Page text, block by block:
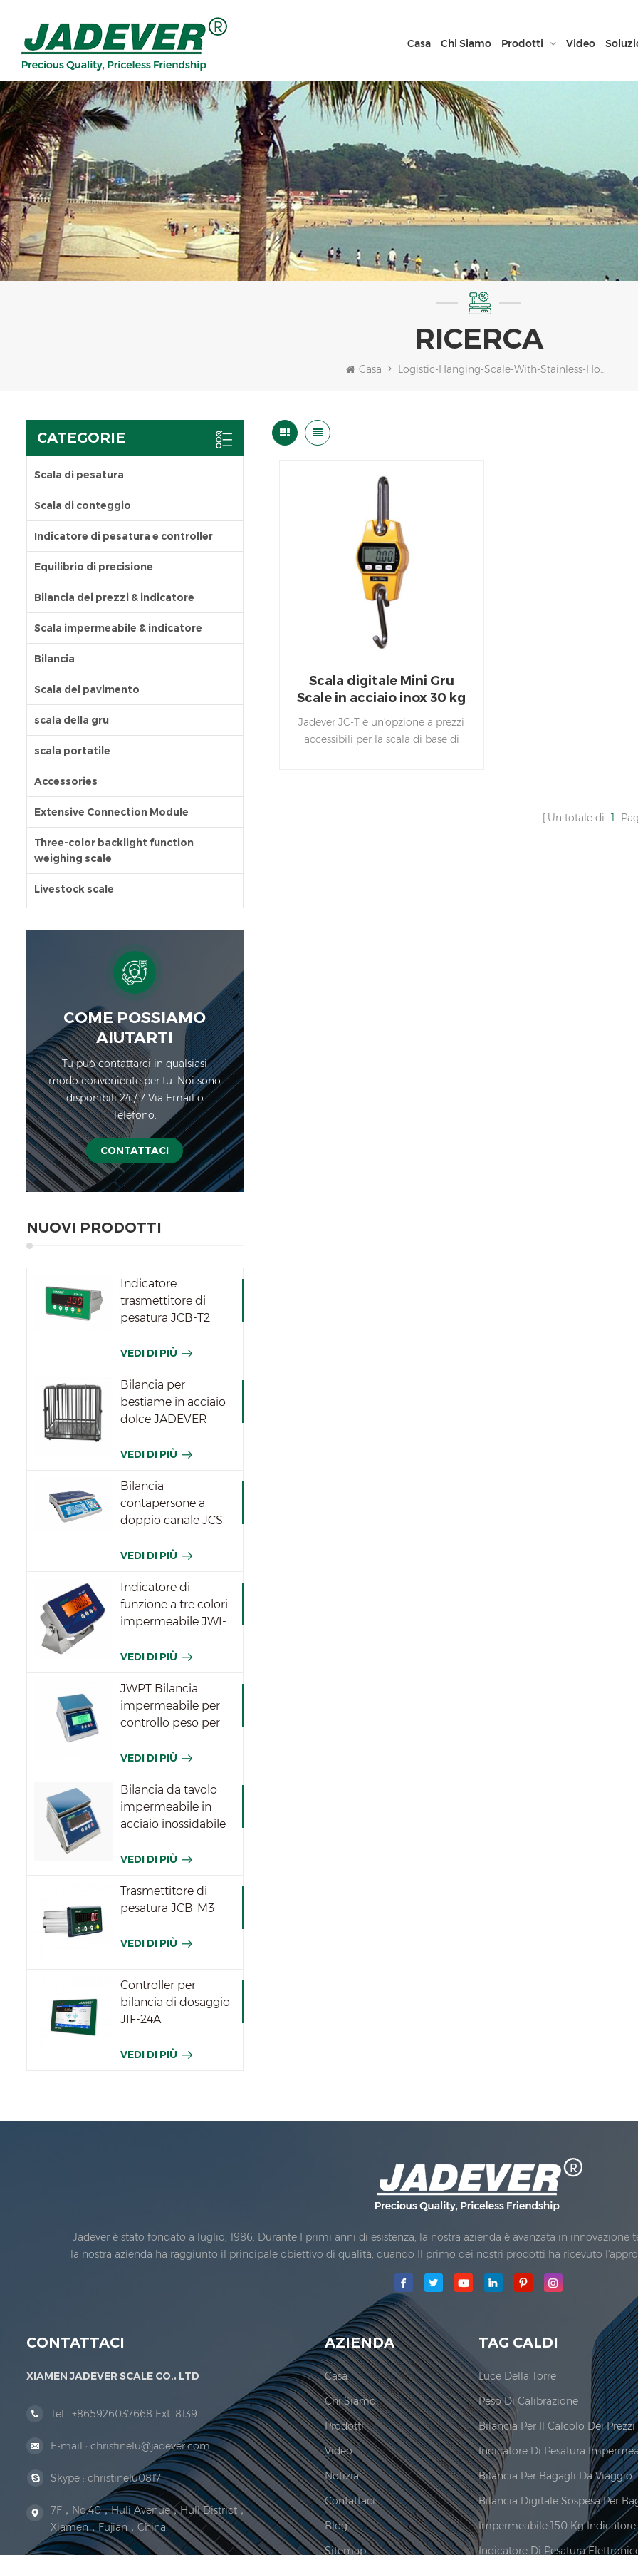
Casa Chi Siamo Prodotti Video
RICERCA
Casa Logistic-Hanging-Scale-With-Stainless-Hook
CATEGORIE
Scala di pesatura
Scala di conteggio
Indicatore di pesatura e controller
Equilibrio di precisione
Bilancia dei prezzi & indicatore
Scala impermeabile & indicatore
Bilancia
Scala del pavimento
scala della gru
scala portatile
Accessories
Extensive Connection Module
Three-color backlight function
weighing scale
Livestock scale
COME POSSIAMO
AIUTARTI
Tu può contattarci in qualsiasi
modo conveniente per tu. Noi sono
disponibili 24 / 7 Via Email o
Telefono.
CONTATTACI
NUOVI PRODOTTI
Indicatore
trasmettitore di
pesatura JCB-T2
VEDI DI PIÙ
Bilancia per
bestiame in acciaio
dolce JADEVER
VEDI DI PIÙ
Bilancia
contapersone a
doppio canale JCS
VEDI DI PIÙ
Indicatore di
funzione a tre colori
impermeabile JWI-
VEDI DI PIÙ
JWPT Bilancia
impermeabile per
controllo peso per
VEDI DI PIÙ
Bilancia da tavolo
impermeabile in
acciaio inossidabile
VEDI DI PIÙ
Trasmettitore di
pesatura JCB-M3
VEDI DI PIÙ
Controller per
bilancia di dosaggio
JIF-24A
VEDI DI PIÙ
Scala digitale Mini Gru
Scale in acciaio inox 30 kg
Jadever JC-T è un'opzione a prezzi
accessibili per la scala di base di
Un totale di 1
Jadever è stato fondato a luglio, 1986. Durante I primi anni di esistenza, la nostra azienda è avanzata in innovazione
la nostra azienda ha raggiunto il principale obiettivo di qualità, quando Il primo dei nostri prodotti ha ricevuto
Metrology. Nel 1999, Xiamen Jadever Scale Co., Ltd.era stabilito; L'area di produzione principale per la
CONTATTACI
XIAMEN JADEVER SCALE CO., LTD
Tel : +865926037668 Ext. 8139
E-mail : christinelu@jadever.com
Skype : christinelu0817
7F，No.40，Huli Avenue，Huli District，
Xiamen，Fujian，China
AZIENDA
Casa
Chi Siamo
Prodotti
Video
Notizia
Contattaci
Blog
Sitemap
TAG CALDI
Luce Della Torre
Peso Di Calibrazione
Bilancia Per Bagagli Da Viaggio